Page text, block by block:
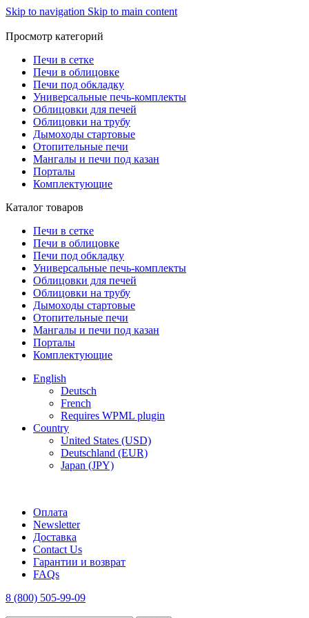
Skip to navigation Skip to main content
Просмотр категорий
Печи в сетке
Печи в облицовке
Печи под обкладку
Универсальные печь-комплекты
Облицовки для печей
Облицовки на трубу
Дымоходы стартовые
Отопительные печи
Мангалы и печи под казан
Порталы
Комплектующие
Каталог товаров
Печи в сетке
Печи в облицовке
Печи под обкладку
Универсальные печь-комплекты
Облицовки для печей
Облицовки на трубу
Дымоходы стартовые
Отопительные печи
Мангалы и печи под казан
Порталы
Комплектующие
English
Deutsch
French
Requires WPML plugin
Country
United States (USD)
Deutschland (EUR)
Japan (JPY)
Оплата
Newsletter
Доставка
Contact Us
Гарантии и возврат
FAQs
8 (800) 505-99-09